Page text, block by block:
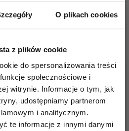
O plikach cookies
z plików cookie
do spersonalizowania treści
społecznościowe i
witrynie. Informacje o tym, jak
udostępniamy partnerom
i analitycznym.
te informacje z innymi danymi
PLASTIKOWE Z
POKRYWKĄ,
PRZEZROCZYSTE,
23X16 CM, 8
PRZEGRÓDEK
64,45 zł
Dodaj do koszyka